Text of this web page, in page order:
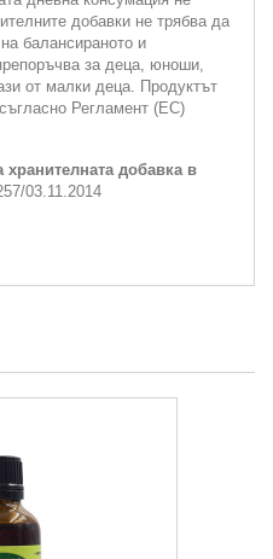
добавки не трябва да
балансираното и
за деца, юноши,
от малки деца. Продуктът
Регламент (ЕС)
добавка в
03.11.2014